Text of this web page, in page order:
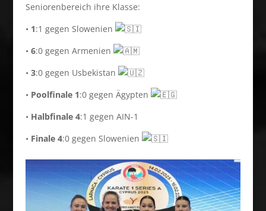
Seniorenbereich ihre Klasse:
• 1:1 gegen Slowenien
• 6:0 gegen Armenien
• 3:0 gegen Usbekistan
• Poolfinale 1:0 gegen Ägypten
• Halbfinale 4:1 gegen AIN-1
• Finale 4:0 gegen Slowenien